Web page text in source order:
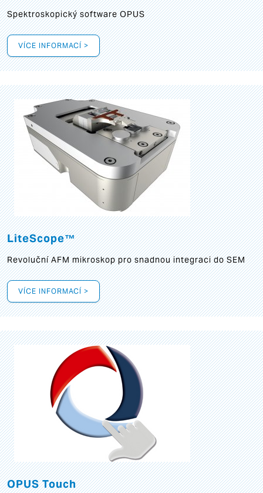
Spektroskopický software OPUS
VÍCE INFORMACÍ >
LiteScope™
Revoluční AFM mikroskop pro snadnou integraci do SEM
VÍCE INFORMACÍ >
OPUS Touch